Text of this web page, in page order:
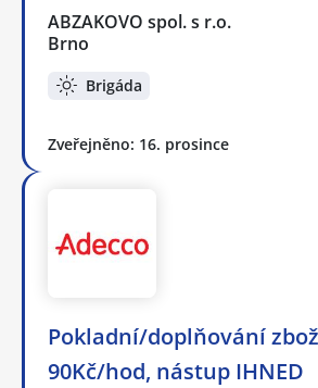
ABZAKOVO spol. s r.o.
Brno
Brigáda
Zveřejněno: 16. prosince
Pokladní/doplňování
90Kč/hod, nástup IHNED